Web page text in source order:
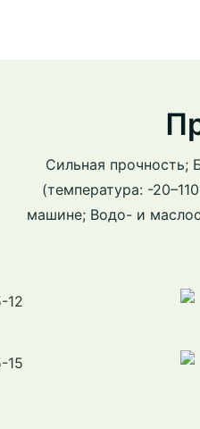
Сильная прочность;
(температура: -
машине; Водо- и